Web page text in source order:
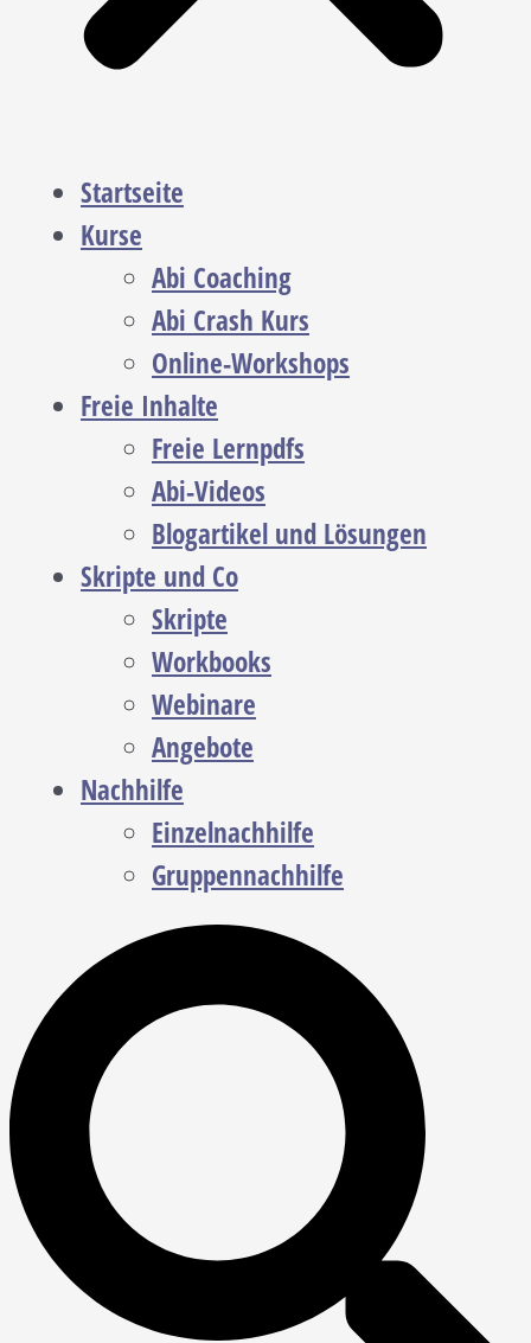
Startseite
Kurse
Abi Coaching
Abi Crash Kurs
Online-Workshops
Freie Inhalte
Freie Lernpdfs
Abi-Videos
Blogartikel und Lösungen
Skripte und Co
Skripte
Workbooks
Webinare
Angebote
Nachhilfe
Einzelnachhilfe
Gruppennachhilfe